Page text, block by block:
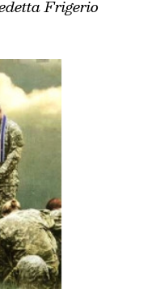
Frigerio